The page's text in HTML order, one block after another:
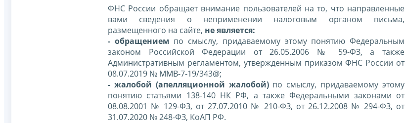
ФНС России обращает внимание пользователей на то, что направленные
вами сведения о неприменении налоговым органом письма,
размещенного на сайте, не является:
- обращением по смыслу, придаваемому этому понятию Федеральным
законом Российской Федерации от 26.05.2006 № 59-ФЗ, а также
Административным регламентом, утвержденным приказом ФНС России от
08.07.2019 № ММВ-7-19/343@;
- жалобой (апелляционной жалобой)по смыслу, придаваемому этому
понятию статьями 138-140 НК РФ, а также Федеральными законами от
08.08.2001 № 129-ФЗ, от 27.07.2010 № 210-ФЗ, от 26.12.2008 № 294-ФЗ, от
31.07.2020 № 248-ФЗ, КоАП РФ.